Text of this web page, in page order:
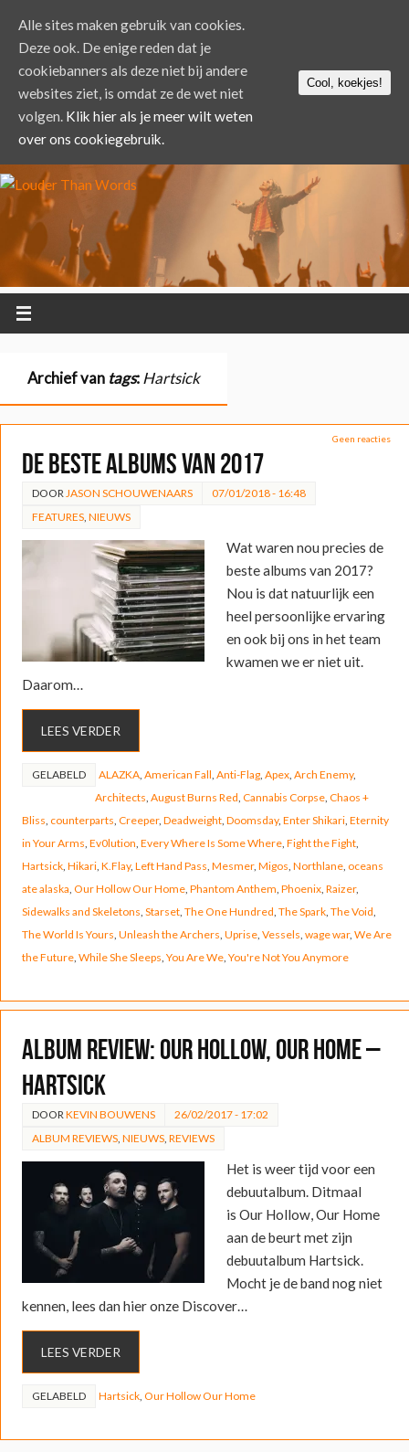
Archief van tags:Hartsick
Geen reacties
De Beste Albums van 2017
DOOR JASON SCHOUWENAARS
07/01/2018 - 16:48
FEATURES, NIEUWS
Wat waren nou precies de
beste albums van 2017?
Nou is dat natuurlijk een
heel persoonlijke ervaring
en ook bij ons in het team
kwamen we er niet uit.
Daarom…
LEES VERDER
GELABELD ALAZKA, American Fall Anti-Flag, Apex, Arch Enemy,
Architects August Burns Red Cannabis Corpse, Chaos +
Bliss counterparts Creeper, Deadweight, Doomsday, Enter Shikari, Eternity
in Your Arms Ev0lution Every Where Is Some Where, Fight the Fight,
Hartsick, Hikari, K.Flay, Left Hand Pass Mesmer, Migos Northlane, oceans
ate alaska Our Hollow Our Home, Phantom Anthem Phoenix, Raizer,
Sidewalks and Skeletons Starset, The One Hundred The Spark, The Void
The World Is Yours Unleash the Archers Uprise, Vessels wage war, We Are
the Future, While She Sleeps You Are We, You're Not You Anymore
ALBUM REVIEW: Our Hollow, Our Home –
Hartsick
DOOR KEVIN BOUWENS
26/02/2017 - 17:02
ALBUM REVIEWS, NIEUWS, REVIEWS
Het is weer tijd voor een
debuutalbum. Ditmaal
is Our Hollow, Our Home
aan de beurt met zijn
debuutalbum Hartsick.
Mocht je de band nog niet
kennen, lees dan hier onze Discover…
LEES VERDER
GELABELD Hartsick, Our Hollow Our Home
Alle sites maken gebruik van cookies.
Deze ook. De enige reden dat je
cookiebanners als deze niet bij andere
websites ziet, is omdat ze de wet niet
volgen. Klik hier als je meer wilt weten
over ons cookiegebruik.
Cool, koekjes!